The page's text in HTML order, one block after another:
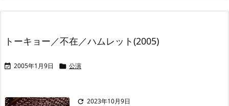
トーキョー／不在／ハムレット(2005)
 2005年1月9日  公演
 2023年10月9日